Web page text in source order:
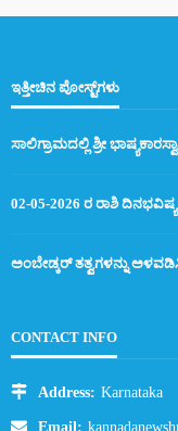
ಇತ್ತೀಚಿನ ಪೋಸ್ಟ್‌ಗಳು
ಸಾಲಿಗ್ರಾಮದಲ್ಲಿ ಶ್ರೀ
02-05-2026 ರ ರಾಶಿ ದಿನಭವಿಷ್ಯ
ಅಂಬೇಡ್ಕರ್ ತತ್ವಗಳನ್ನು
CONTACT INFO
Address: Karnataka
Email: